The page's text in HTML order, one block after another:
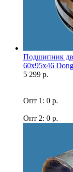
Подшипник
60x95x46
5 299 р.
Опт 1: 0 р.
Опт 2: 0 р.